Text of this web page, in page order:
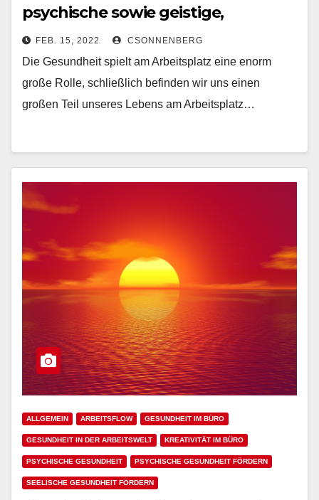
psychische sowie geistige,
körperliche und seelische
Gesundheit bei der Arbeit fördern
FEB. 15, 2022 CSONNENBERG
Die Gesundheit spielt am Arbeitsplatz eine enorm
große Rolle, schließlich befinden wir uns einen
großen Teil unseres Lebens am Arbeitsplatz…
ALLGEMEIN ARBEITSFLOW GESUNDHEIT IM BÜRO
GESUNDHEIT IN DER ARBEITSWELT KREATIVITÄT IM BÜRO
PSYCHISCHE GESUNDHEIT PSYCHISCHE GESUNDHEIT FÖRDERN
SEELISCHE GESUNDHEIT FÖRDERN